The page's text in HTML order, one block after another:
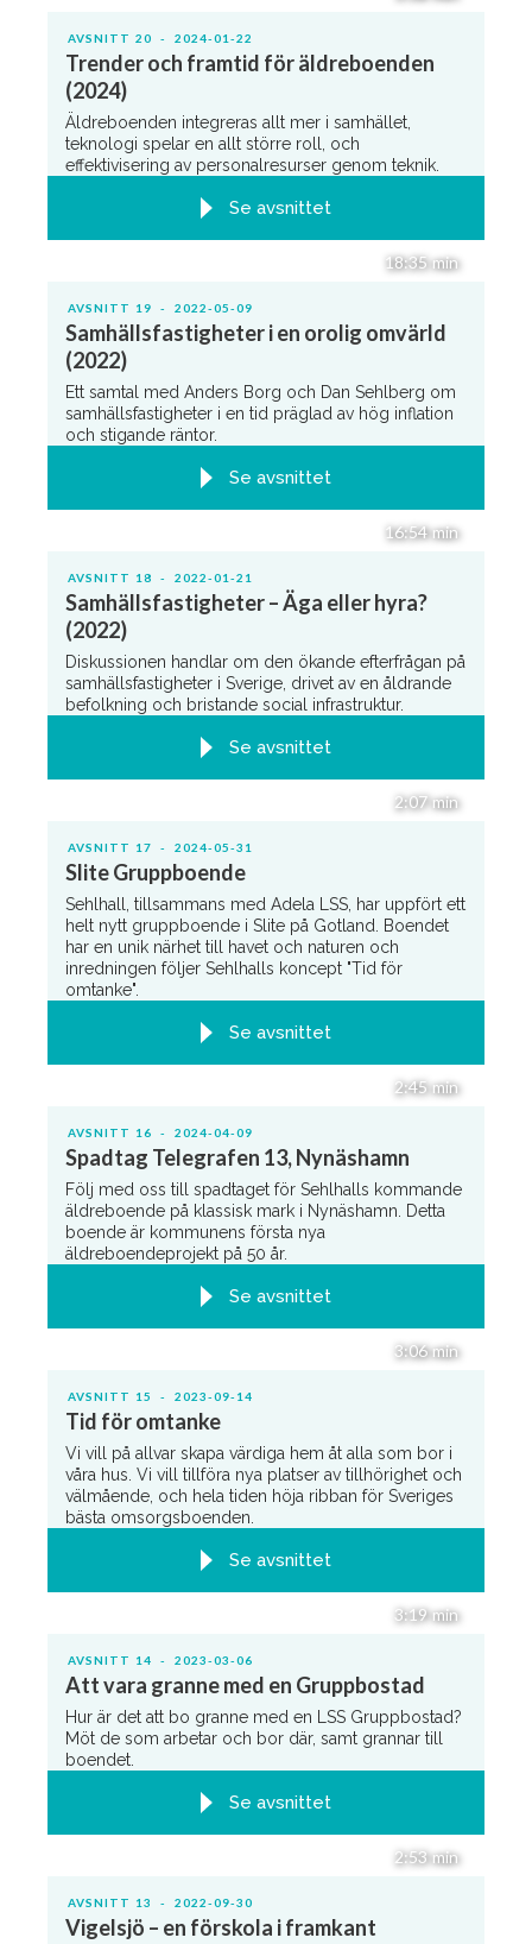
AVSNITT 20 - 2024-01-22
Trender och framtid för äldreboenden
(2024)
Äldreboenden integreras allt mer i samhället,
teknologi spelar en allt större roll, och
effektivisering av personalresurser genom teknik.
Se avsnittet
18:35 min
AVSNITT 19 - 2022-05-09
Samhällsfastigheter i en orolig omvärld
(2022)
Ett samtal med Anders Borg och Dan Sehlberg om
samhällsfastigheter i en tid präglad av hög inflation
och stigande räntor.
Se avsnittet
16:54 min
AVSNITT 18 - 2022-01-21
Samhällsfastigheter – Äga eller hyra?
(2022)
Diskussionen handlar om den ökande efterfrågan på
samhällsfastigheter i Sverige, drivet av en åldrande
befolkning och bristande social infrastruktur.
Se avsnittet
2:07 min
AVSNITT 17 - 2024-05-31
Slite Gruppboende
Sehlhall, tillsammans med Adela LSS, har uppfört ett
helt nytt gruppboende i Slite på Gotland. Boendet
har en unik närhet till havet och naturen och
inredningen följer Sehlhalls koncept "Tid för
omtanke".
Se avsnittet
2:45 min
AVSNITT 16 - 2024-04-09
Spadtag Telegrafen 13, Nynäshamn
Följ med oss till spadtaget för Sehlhalls kommande
äldreboende på klassisk mark i Nynäshamn. Detta
boende är kommunens första nya
äldreboendeprojekt på 50 år.
Se avsnittet
3:06 min
AVSNITT 15 - 2023-09-14
Tid för omtanke
Vi vill på allvar skapa värdiga hem åt alla som bor i
våra hus. Vi vill tillföra nya platser av tillhörighet och
välmående, och hela tiden höja ribban för Sveriges
bästa omsorgsboenden.
Se avsnittet
3:19 min
AVSNITT 14 - 2023-03-06
Att vara granne med en Gruppbostad
Hur är det att bo granne med en LSS Gruppbostad?
Möt de som arbetar och bor där, samt grannar till
boendet.
Se avsnittet
2:53 min
AVSNITT 13 - 2022-09-30
Vigelsjö – en förskola i framkant